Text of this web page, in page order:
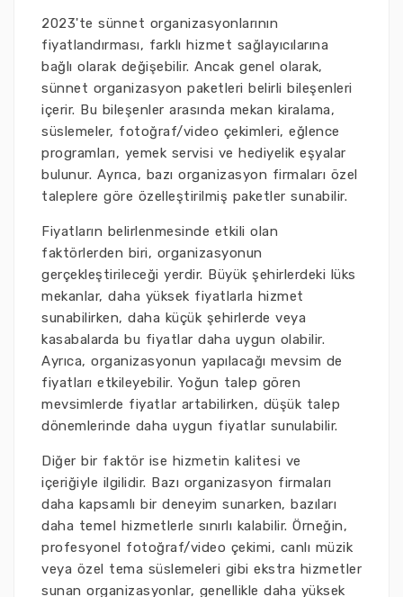
2023'te sünnet organizasyonlarının
fiyatlandırması, farklı hizmet sağlayıcılarına
bağlı olarak değişebilir. Ancak genel olarak,
sünnet organizasyon paketleri belirli bileşenleri
içerir. Bu bileşenler arasında mekan kiralama,
süslemeler, fotoğraf/video çekimleri, eğlence
programları, yemek servisi ve hediyelik eşyalar
bulunur. Ayrıca, bazı organizasyon firmaları özel
taleplere göre özelleştirilmiş paketler sunabilir.
Fiyatların belirlenmesinde etkili olan
faktörlerden biri, organizasyonun
gerçekleştirileceği yerdir. Büyük şehirlerdeki lüks
mekanlar, daha yüksek fiyatlarla hizmet
sunabilirken, daha küçük şehirlerde veya
kasabalarda bu fiyatlar daha uygun olabilir.
Ayrıca, organizasyonun yapılacağı mevsim de
fiyatları etkileyebilir. Yoğun talep gören
mevsimlerde fiyatlar artabilirken, düşük talep
dönemlerinde daha uygun fiyatlar sunulabilir.
Diğer bir faktör ise hizmetin kalitesi ve
içeriğiyle ilgilidir. Bazı organizasyon firmaları
daha kapsamlı bir deneyim sunarken, bazıları
daha temel hizmetlerle sınırlı kalabilir. Örneğin,
profesyonel fotoğraf/video çekimi, canlı müzik
veya özel tema süslemeleri gibi ekstra hizmetler
sunan organizasyonlar, genellikle daha yüksek